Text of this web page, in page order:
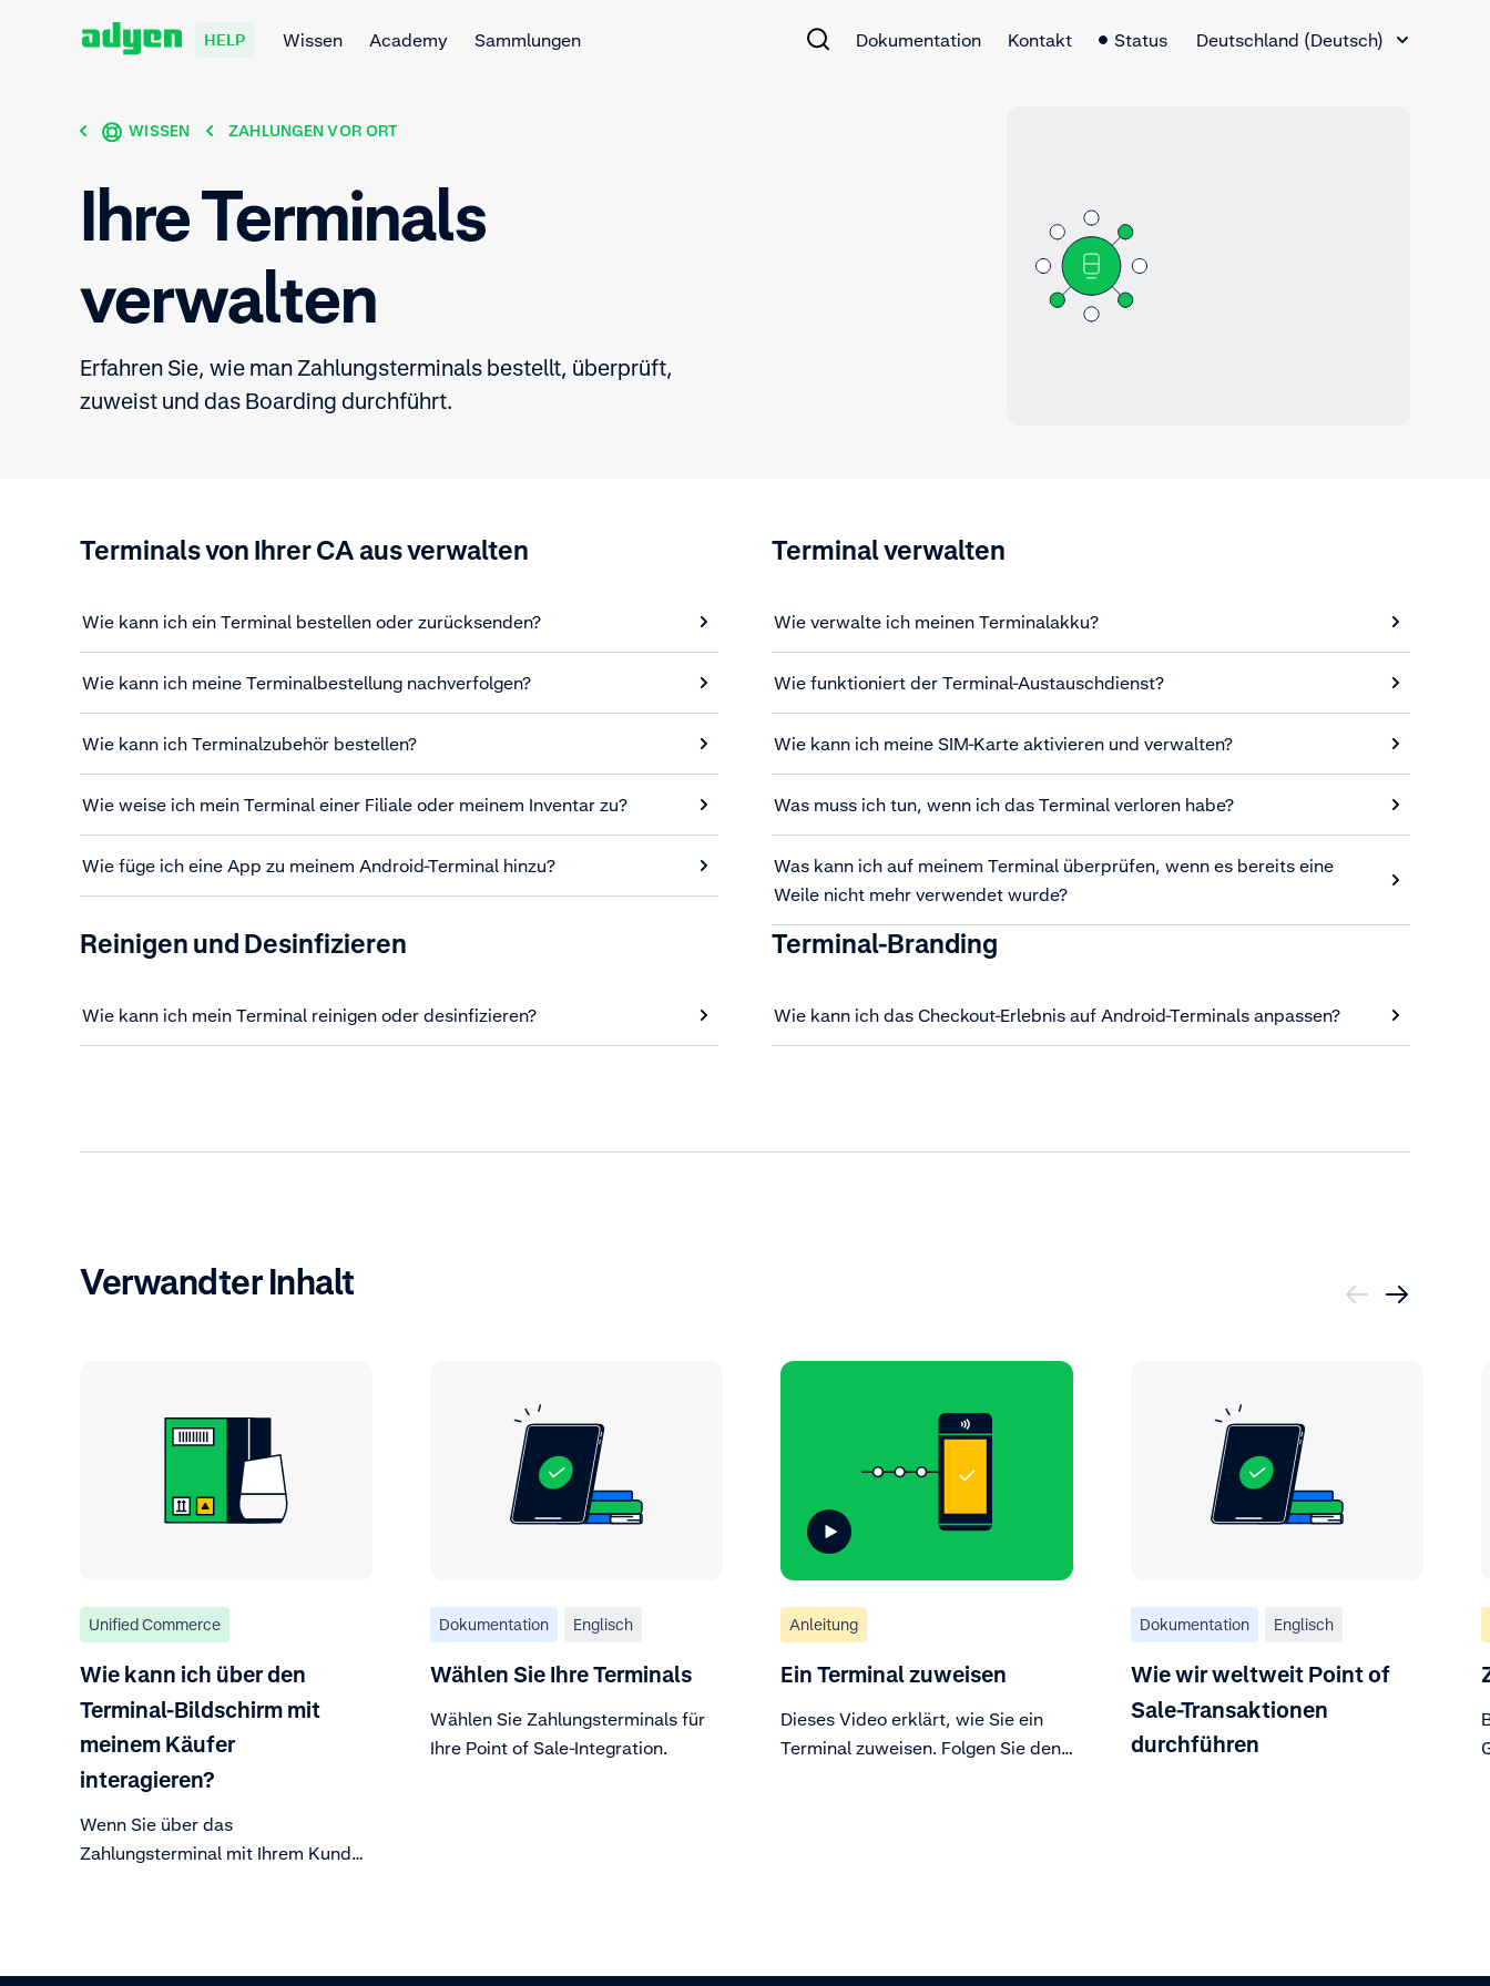
HELP Wissen Academy Sammlungen Dokumentation Kontakt Status
Deutschland (Deutsch)
WISSEN ZAHLUNGEN VOR ORT
Ihre Terminals
verwalten
Erfahren Sie, wie man Zahlungsterminals bestellt, überprüft,
zuweist und das Boarding durchführt.
Terminals von Ihrer CA aus verwalten
Wie kann ich ein Terminal bestellen oder zurücksenden?
Wie kann ich meine Terminalbestellung nachverfolgen?
Wie kann ich Terminalzubehör bestellen?
Wie weise ich mein Terminal einer Filiale oder meinem Inventar zu?
Wie füge ich eine App zu meinem Android-Terminal hinzu?
Terminal verwalten
Wie verwalte ich meinen Terminalakku?
Wie funktioniert der Terminal-Austauschdienst?
Wie kann ich meine SIM-Karte aktivieren und verwalten?
Was muss ich tun, wenn ich das Terminal verloren habe?
Was kann ich auf meinem Terminal überprüfen, wenn es bereits eine
Weile nicht mehr verwendet wurde?
Reinigen und Desinfizieren
Wie kann ich mein Terminal reinigen oder desinfizieren?
Terminal-Branding
Wie kann ich das Checkout-Erlebnis auf Android-Terminals anpassen?
Verwandter Inhalt
Unified Commerce
Wie kann ich über den
Terminal-Bildschirm mit
meinem Käufer
interagieren?
Wenn Sie über das
Zahlungsterminal mit Ihrem Kunden
Dokumentation Englisch
Wählen Sie Ihre Terminals
Wählen Sie Zahlungsterminals für
Ihre Point of Sale-Integration.
Anleitung
Ein Terminal zuweisen
Dieses Video erklärt, wie Sie ein
Terminal zuweisen. Folgen Sie den
Dokumentation Englisch
Wie wir weltweit Point of
Sale-Transaktionen
durchführen